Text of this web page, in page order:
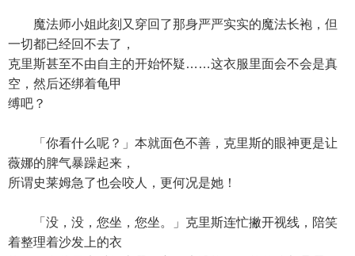
魔法师小姐此刻又穿回了那身严严实实的魔法长袍，但
一切都已经回不去了，
克里斯甚至不由自主的开始怀疑……这衣服里面会不会是真
空，然后还绑着龟甲
缚吧？
「你看什么呢？」本就面色不善，克里斯的眼神更是让
薇娜的脾气暴躁起来，
所谓史莱姆急了也会咬人，更何况是她！
「没，没，您坐，您坐。」克里斯连忙撇开视线，陪笑
着整理着沙发上的衣